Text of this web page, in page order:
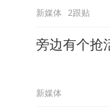
新媒体 2跟贴
旁边有个抢
新媒体